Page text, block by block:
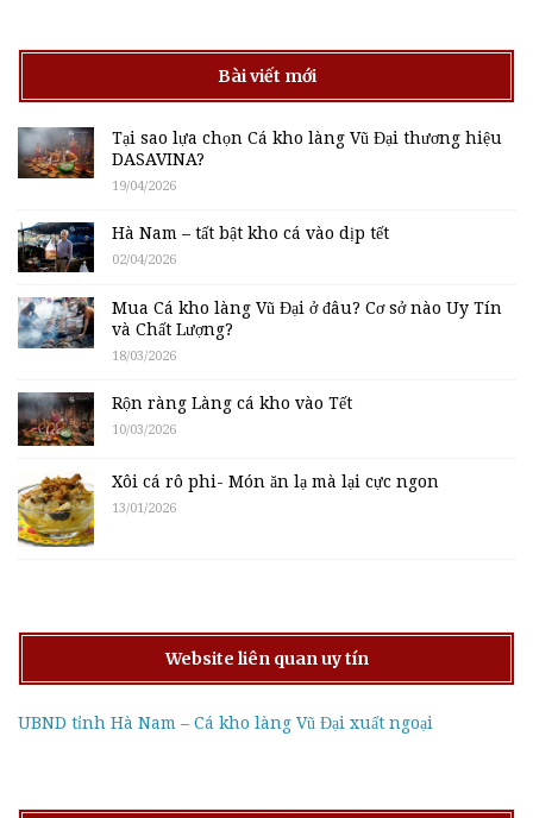
Bài viết mới
Tại sao lựa chọn Cá kho làng Vũ Đại thương hiệu
DASAVINA?
19/04/2026
Hà Nam – tất bật kho cá vào dịp tết
02/04/2026
Mua Cá kho làng Vũ Đại ở đâu? Cơ sở nào Uy Tín
và Chất Lượng?
18/03/2026
Rộn ràng Làng cá kho vào Tết
10/03/2026
Xôi cá rô phi- Món ăn lạ mà lại cực ngon
13/01/2026
Website liên quan uy tín
UBND tỉnh Hà Nam – Cá kho làng Vũ Đại xuất ngoại